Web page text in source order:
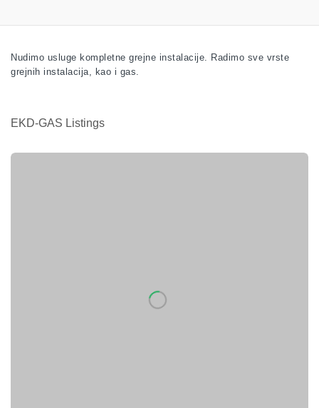
Nudimo usluge kompletne grejne instalacije. Radimo sve vrste
grejnih instalacija, kao i gas.
EKD-GAS Listings